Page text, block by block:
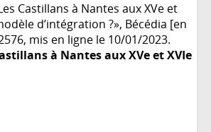
Castillans à Nantes aux XVe et
d’intégration ?», Bécédia [en
mis en ligne le 10/01/2023.
à Nantes aux XVe et XVIe